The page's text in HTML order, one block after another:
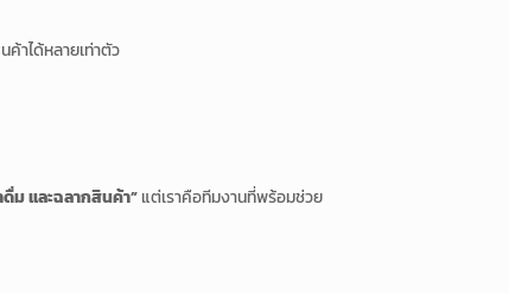
าได้หลายเท่าตัว
ม และฉลากสินค้า”แต่เราคือทีมงานที่พร้อมช่วย